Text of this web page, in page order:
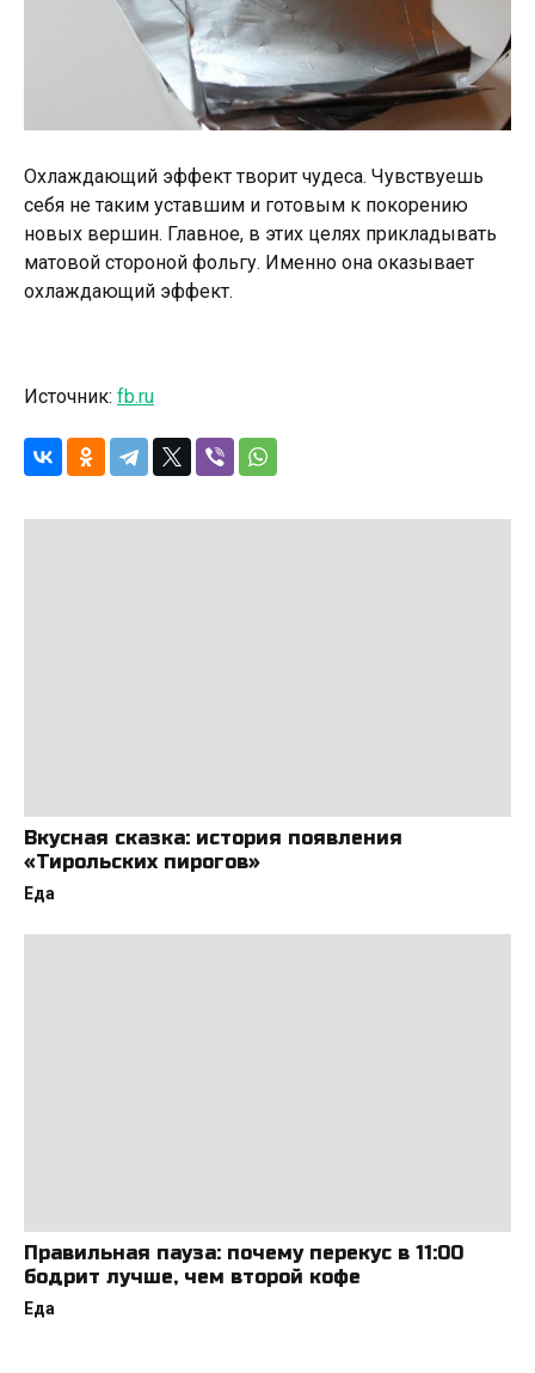
Охлаждающий эффект творит чудеса. Чувствуешь
себя не таким уставшим и готовым к покорению
новых вершин. Главное, в этих целях прикладывать
матовой стороной фольгу. Именно она оказывает
охлаждающий эффект.
Источник: fb.ru
Вкусная сказка: история появления
«Тирольских пирогов»
Еда
Правильная пауза: почему перекус в 11:00
бодрит лучше, чем второй кофе
Еда